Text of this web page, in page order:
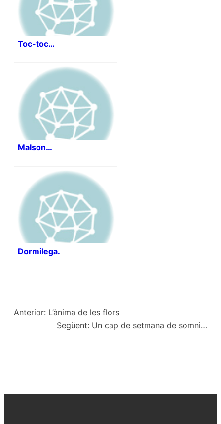
Toc-toc…
Malson…
Dormilega.
Anterior: L’ànima de les flors
Següent: Un cap de setmana de somni…